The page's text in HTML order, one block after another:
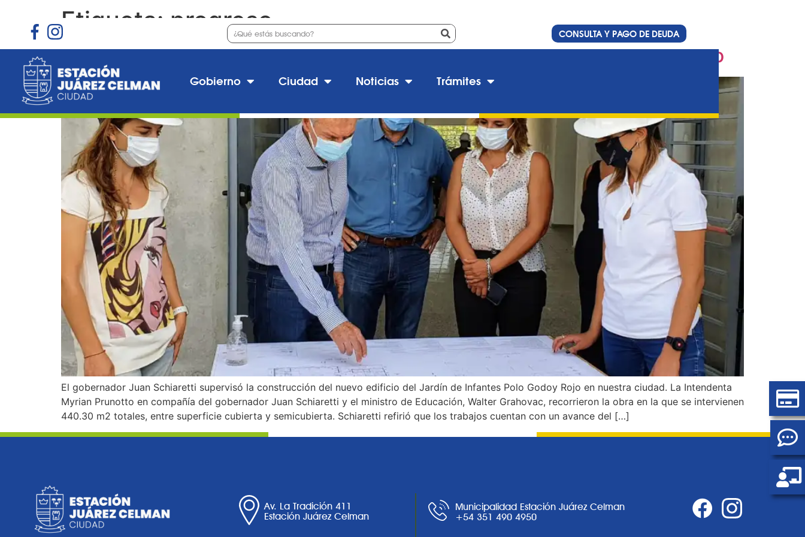
CONSULTA Y PAGO DE DEUDA
Gobierno Ciudad Noticias Trámites
Etiqueta: progreso
Schiaretti supervisó la obra del nuevo Jardín de Infantes Polo Godoy Rojo
El gobernador Juan Schiaretti supervisó la construcción del nuevo edificio del Jardín de Infantes Polo Godoy Rojo en nuestra ciudad. La Intendenta
Myrian Prunotto en compañía del gobernador Juan Schiaretti y el ministro de Educación, Walter Grahovac, recorrieron la obra en la que se intervienen
440.30 m2 totales, entre superficie cubierta y semicubierta. Schiaretti refirió que los trabajos cuentan con un avance del […]
Av. La Tradición 411
Estación Juárez Celman
Municipalidad Estación Juárez Celman
+54 351 490 4950